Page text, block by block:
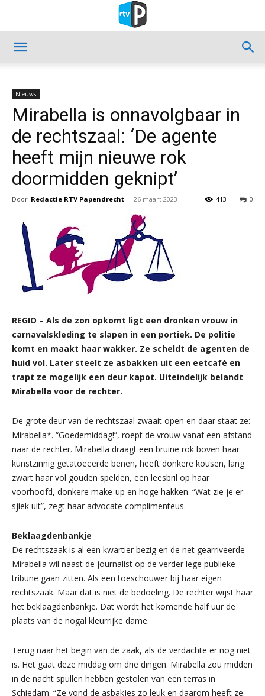
Nieuws
Mirabella is onnavolgbaar in
de rechtszaal: ‘De agente
heeft mijn nieuwe rok
doormidden geknipt’
Door Redactie RTV Papendrecht - 26 maart 2023 0
413
REGIO – Als de zon opkomt ligt een dronken vrouw in
carnavalskleding te slapen in een portiek. De politie
komt en maakt haar wakker. Ze scheldt de agenten de
huid vol. Later steelt ze asbakken uit een eetcafé en
trapt ze mogelijk een deur kapot. Uiteindelijk belandt
Mirabella voor de rechter.
De grote deur van de rechtszaal zwaait open en daar staat ze:
Mirabella*. “Goedemiddag!”, roept de vrouw vanaf een afstand
naar de rechter. Mirabella draagt een bruine rok boven haar
kunstzinnig getatoeëerde benen, heeft donkere kousen, lang
zwart haar vol gouden spelden, een leesbril op haar
voorhoofd, donkere make-up en hoge hakken. “Wat zie je er
sjiek uit”, zegt haar advocate complimenteus.
Beklaagdenbankje
De rechtszaak is al een kwartier bezig en de net gearriveerde
Mirabella wil naast de journalist op de verder lege publieke
tribune gaan zitten. Als een toeschouwer bij haar eigen
rechtszaak. Maar dat is niet de bedoeling. De rechter wijst haar
het beklaagdenbankje. Dat wordt het komende half uur de
plaats van de nogal kleurrijke dame.
Terug naar het begin van de zaak, als de verdachte er nog niet
is. Het gaat deze middag om drie dingen. Mirabella zou midden
in de nacht spullen hebben gestolen van een terras in
Schiedam. “Ze vond de asbakjes zo leuk en daarom heeft ze